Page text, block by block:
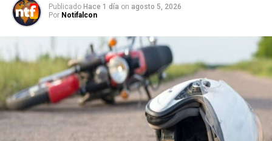
Publicado Hace 1 día on agosto 5, 2026
Por Notifalcon